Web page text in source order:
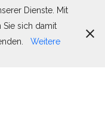
Dienste. Mit
Sie sich damit
Weitere